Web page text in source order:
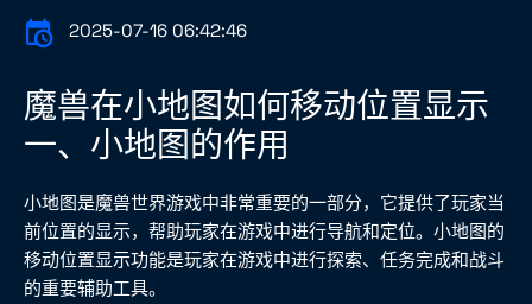
2025-07-16 06:42:46
魔兽在小地图如何移动位置显示
一、小地图的作用
小地图是魔兽世界游戏中非常重要的一部分，它提供了玩家当
前位置的显示，帮助玩家在游戏中进行导航和定位。小地图的
移动位置显示功能是玩家在游戏中进行探索、任务完成和战斗
的重要辅助工具。